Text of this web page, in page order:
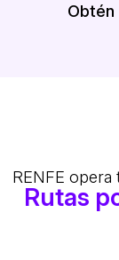
RENFE opera
Rutas